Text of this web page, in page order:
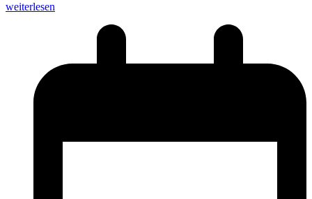
weiterlesen